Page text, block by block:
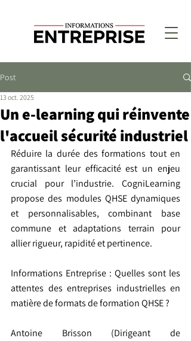
Post
Un e-learning qui réinvente
l'accueil sécurité industriel
13 oct. 2025
Réduire la durée des formations tout en
garantissant leur efficacité est un enjeu
crucial pour l’industrie. CogniLearning
propose des modules QHSE dynamiques
et personnalisables, combinant base
commune et adaptations terrain pour
allier rigueur, rapidité et pertinence.
Informations Entreprise : Quelles sont les
attentes des entreprises industrielles en
matière de formats de formation QHSE ?
Antoine Brisson (Dirigeant de